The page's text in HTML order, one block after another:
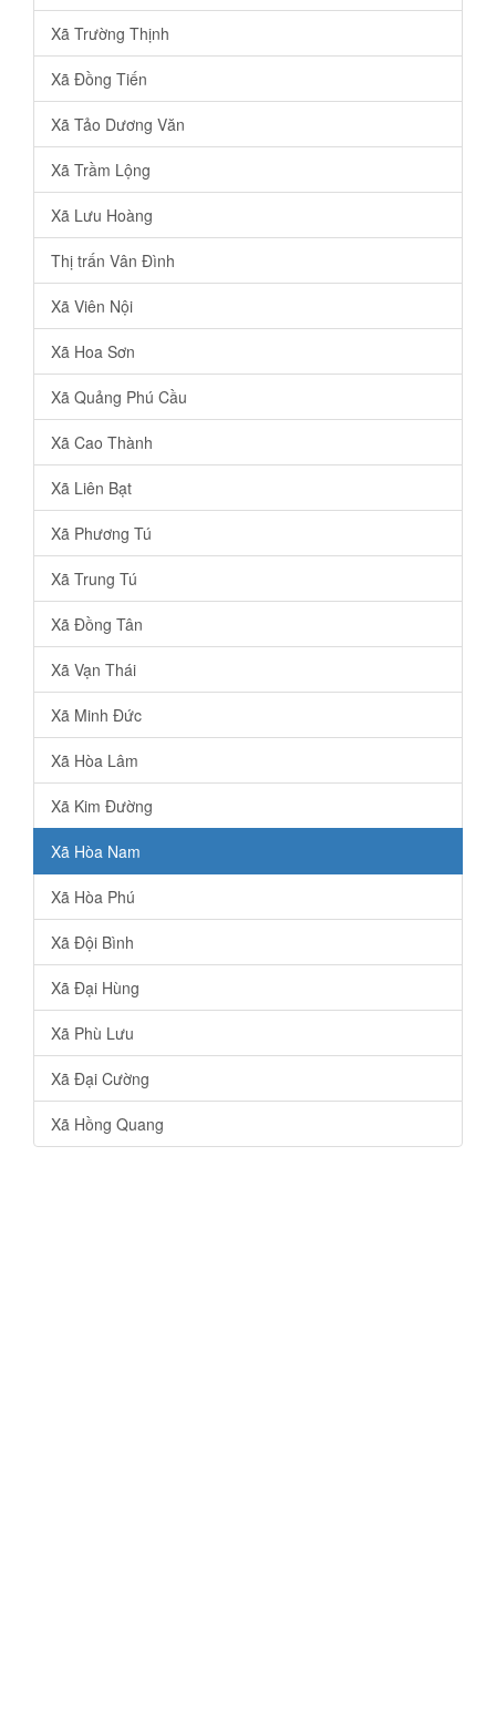
Xã Trường Thịnh
Xã Đồng Tiến
Xã Tảo Dương Văn
Xã Trầm Lộng
Xã Lưu Hoàng
Thị trấn Vân Đình
Xã Viên Nội
Xã Hoa Sơn
Xã Quảng Phú Cầu
Xã Cao Thành
Xã Liên Bạt
Xã Phương Tú
Xã Trung Tú
Xã Đồng Tân
Xã Vạn Thái
Xã Minh Đức
Xã Hòa Lâm
Xã Kim Đường
Xã Hòa Nam
Xã Hòa Phú
Xã Đội Bình
Xã Đại Hùng
Xã Phù Lưu
Xã Đại Cường
Xã Hồng Quang